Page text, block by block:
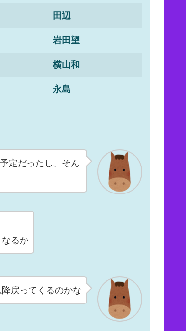
田辺
岩田望
横山和
永島
定だったし、そん
るか
戻ってくるのかな